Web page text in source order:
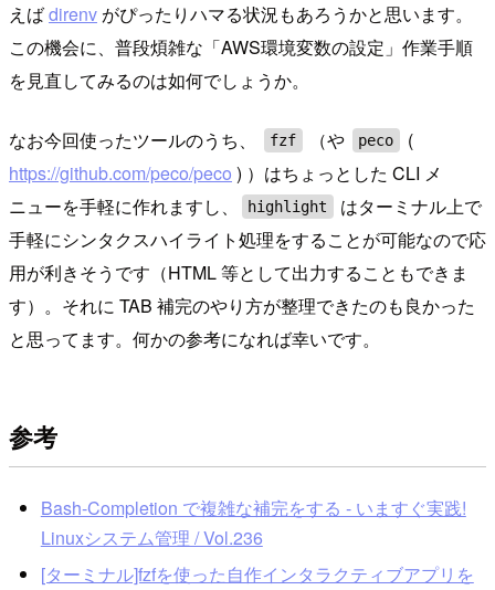
えばdirenv がぴったりハマる状況もあろうかと思います。
この機会に、普段煩雑な「AWS環境変数の設定」作業手順
を見直してみるのは如何でしょうか。
なお今回使ったツールのうち、 fzf （や peco
(
https://github.com/peco/peco ) ）はちょっとした CLI メ
ニューを手軽に作れますし、
highlight
はターミナル上で
手軽にシンタクスハイライト処理をすることが可能なので応
用が利きそうです（HTML 等として出力することもできま
す）。それに TAB 補完のやり方が整理できたのも良かった
と思ってます。何かの参考になれば幸いです。
参考
Bash-Completion で複雑な補完をする - いますぐ実践!
Linuxシステム管理 / Vol.236
[ターミナル]fzfを使った自作インタラクティブアプリを